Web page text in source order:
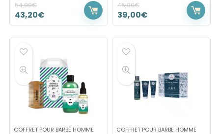
54,00€
43,20€
45,90€
39,00€
COFFRET POUR BARBE HOMME COFFRET POUR BARBE HOMME